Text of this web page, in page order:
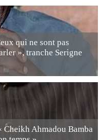
qui ne sont pas
», tranche Serigne
Cheikh Ahmadou Bamba